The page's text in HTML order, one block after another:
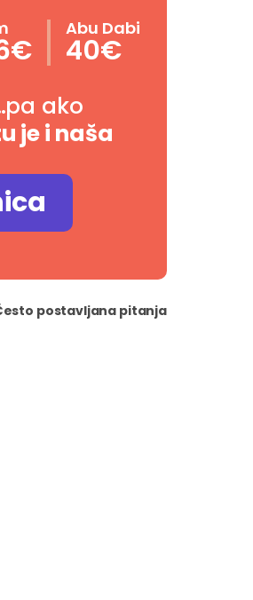
Abu Dabi
40€
ako
je i naša
postavljana pitanja